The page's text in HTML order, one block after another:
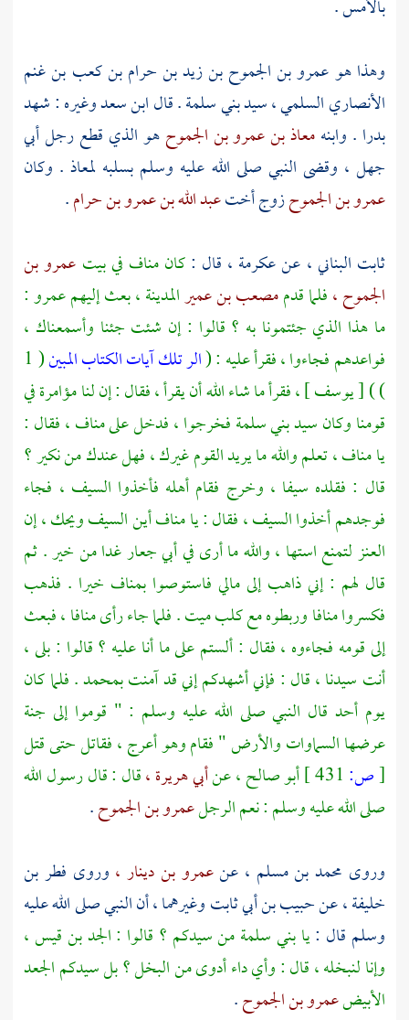
بالأمس .
وهذا هوعمرو بن الجموح بن زيد بن حرام بن كعب بن غنم
الأنصاري السلمي ،سيدبني سلمة. قالابن سعدوغيره : شهد
بدرا . وابنهمعاذ بن عمرو بن الجموحهو الذي قطع رجلأبي
جهل ، وقضى النبي صلى الله عليه وسلم بسلبه لمعاذ . وكان
عمرو بن الجموحزوج أختعبد الله بن عمرو بن حرام.
ثابت البناني ، عنعكرمة ، قال :كان مناف في بيت عمرو بن
الجموح ،فلما قدممصعب بن عميرالمدينة ،بعث إليهمعمرو:
ما هذا الذي جئتمونا به ؟ قالوا : إن شئت جئنا وأسمعناك ،
فواعدهم فجاءوا ، فقرأ عليه : (الر تلك آيات الكتاب المبين ( 1
) ) [ يوسف ] ، فقرأ ما شاء الله أن يقرأ ، فقال : إن لنا مؤامرة في
قومنا وكان سيدبني سلمةفخرجوا ، فدخل على مناف ، فقال :
يا مناف ، تعلم والله ما يريد القوم غيرك ، فهل عندك من نكير ؟
قال : فقلده سيفا ، وخرج فقام أهله فأخذوا السيف ، فجاء
فوجدهم أخذوا السيف ، فقال : يا مناف أين السيف ويحك ، إن
العنز لتمنع استها ، والله ما أرى في أبي جعار غدا من خير . ثم
قال لهم : إني ذاهب إلى مالي فاستوصوا بمناف خيرا . فذهب
فكسروا منافا وربطوه مع كلب ميت . فلما جاء رأى منافا ، فبعث
إلى قومه فجاءوه ، فقال : ألستم على ما أنا عليه ؟ قالوا : بلى ،
أنت سيدنا ، قال : فإني أشهدكم إني قد آمنتبمحمد. فلما كان
يومأحد قال النبي صلى الله عليه وسلم : " قوموا إلى جنة
عرضها السماوات والأرض " فقام وهو أعرج ، فقاتل حتى قتل
[ص: أبو صالح ،عنأبي هريرة ،قال : قال رسول الله
صلى الله عليه وسلم : نعم الرجلعمرو بن الجموح.
وروى محمد بن مسلم ، عنعمرو بن دينار ، وروى فطر بن
خليفة ،عنحبيب بن أبي ثابتوغيرهما ، أن النبي صلى الله عليه
وسلم قال :يابني سلمةمن سيدكم ؟ قالوا :الجد بن قيس ،
وإنا لنبخله ، قال : وأي داء أدوى من البخل ؟ بل سيدكم الجعد
الأبيضعمرو بن الجموح.